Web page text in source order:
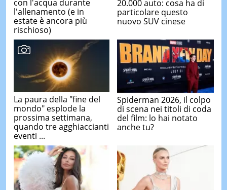
con l'acqua durante
l'allenamento (e in
estate è ancora più
rischioso)
20.000 auto: cosa ha di
particolare questo
nuovo SUV cinese
La paura della "fine del
mondo" esplode la
prossima settimana,
quando tre agghiaccianti
eventi ...
Spiderman 2026, il colpo
di scena nei titoli di coda
del film: lo hai notato
anche tu?